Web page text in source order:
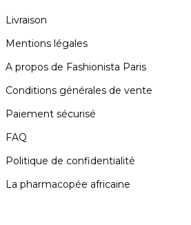
Livraison
Mentions légales
A propos de Fashionista Paris
Conditions générales de vente
Paiement sécurisé
FAQ
Politique de confidentialité
La pharmacopée africaine